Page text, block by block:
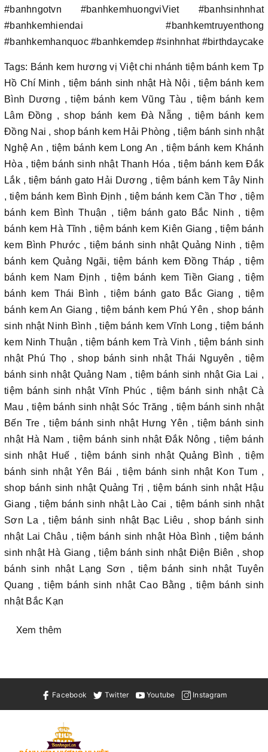
#banhngotvn #banhkemhuongviViet #banhsinhnhat
#banhkemhiendai #banhkemtruyenthong
#banhkemhanquoc #banhkemdep #sinhnhat #birthdaycake
Tags: Bánh kem hương vị Việt chi nhánh tiệm bánh kem Tp
Hồ Chí Minh , tiệm bánh sinh nhật Hà Nội , tiệm bánh kem
Bình Dương , tiệm bánh kem Vũng Tàu , tiệm bánh kem
Lâm Đồng , shop bánh kem Đà Nẵng , tiệm bánh kem
Đồng Nai , shop bánh kem Hải Phòng , tiệm bánh sinh nhật
Nghệ An , tiệm bánh kem Long An , tiệm bánh kem Khánh
Hòa , tiệm bánh sinh nhật Thanh Hóa , tiệm bánh kem Đắk
Lắk , tiệm bánh gato Hải Dương , tiệm bánh kem Tây Ninh
, tiệm bánh kem Bình Định , tiệm bánh kem Cần Thơ , tiệm
bánh kem Bình Thuận , tiệm bánh gato Bắc Ninh , tiệm
bánh kem Hà Tĩnh , tiệm bánh kem Kiên Giang , tiệm bánh
kem Bình Phước , tiệm bánh sinh nhật Quảng Ninh , tiệm
bánh kem Quảng Ngãi, tiệm bánh kem Đồng Tháp , tiệm
bánh kem Nam Định , tiệm bánh kem Tiền Giang , tiệm
bánh kem Thái Bình , tiệm bánh gato Bắc Giang , tiệm
bánh kem An Giang , tiệm bánh kem Phú Yên , shop bánh
sinh nhật Ninh Bình , tiệm bánh kem Vĩnh Long , tiệm bánh
kem Ninh Thuận , tiệm bánh kem Trà Vinh , tiệm bánh sinh
nhật Phú Thọ , shop bánh sinh nhật Thái Nguyên , tiệm
bánh sinh nhật Quảng Nam , tiệm bánh sinh nhật Gia Lai ,
tiệm bánh sinh nhật Vĩnh Phúc , tiệm bánh sinh nhật Cà
Mau , tiệm bánh sinh nhật Sóc Trăng , tiệm bánh sinh nhật
Bến Tre , tiệm bánh sinh nhật Hưng Yên , tiệm bánh sinh
nhật Hà Nam , tiệm bánh sinh nhật Đắk Nông , tiệm bánh
sinh nhật Huế , tiệm bánh sinh nhật Quảng Bình , tiệm
bánh sinh nhật Yên Bái , tiệm bánh sinh nhật Kon Tum ,
shop bánh sinh nhật Quảng Trị , tiệm bánh sinh nhật Hậu
Giang , tiệm bánh sinh nhật Lào Cai , tiệm bánh sinh nhật
Sơn La , tiệm bánh sinh nhật Bạc Liêu , shop bánh sinh
nhật Lai Châu , tiệm bánh sinh nhật Hòa Bình , tiệm bánh
sinh nhật Hà Giang , tiệm bánh sinh nhật Điện Biên , shop
bánh sinh nhật Lạng Sơn , tiệm bánh sinh nhật Tuyên
Quang , tiệm bánh sinh nhật Cao Bằng , tiệm bánh sinh
nhật Bắc Kạn
Xem thêm
Facebook Twitter Youtube Instagram